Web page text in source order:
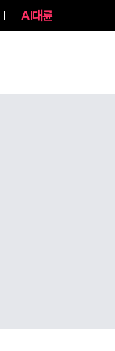
AI대륜